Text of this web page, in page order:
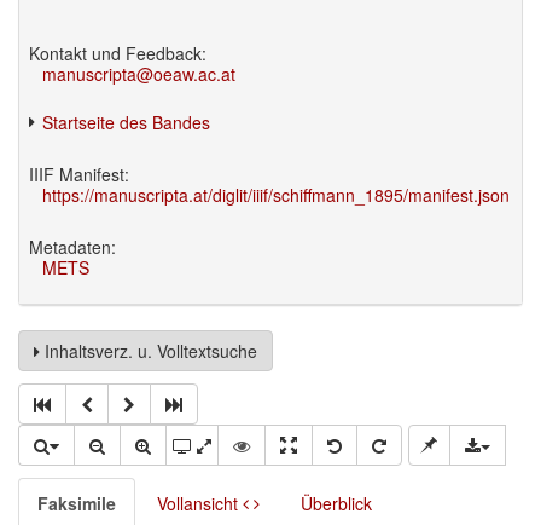
Kontakt und Feedback:
manuscripta@oeaw.ac.at
Startseite des Bandes
IIIF Manifest:
https://manuscripta.at/diglit/iiif/schiffmann_1895/manifest.json
Metadaten:
METS
Inhaltsverz. u. Volltextsuche
Faksimile Vollansicht Überblick